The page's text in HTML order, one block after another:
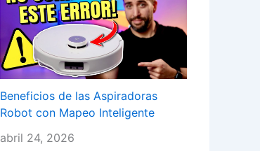
Beneficios de las Aspiradoras
Robot con Mapeo Inteligente
abril 24, 2026